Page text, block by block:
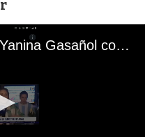
El mal momento de Yanina Gasañol con un hincha argentino en "Subrayado"